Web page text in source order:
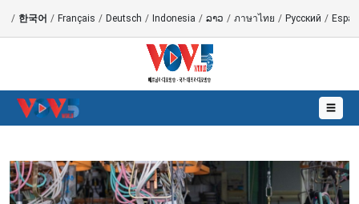
/ 한국어 / Français / Deutsch / Indonesia / ລາວ / ภาษาไทย / Русский /
☰